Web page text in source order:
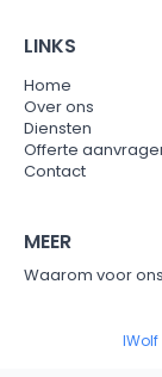
LINKS
Home
Over ons
Diensten
Offerte
Contact
MEER
Waarom voor